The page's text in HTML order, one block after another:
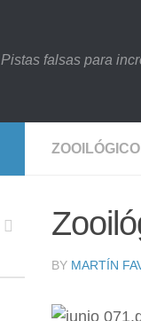
Pistas falsas para
ZOOILÓGICO
BY MARTÍN